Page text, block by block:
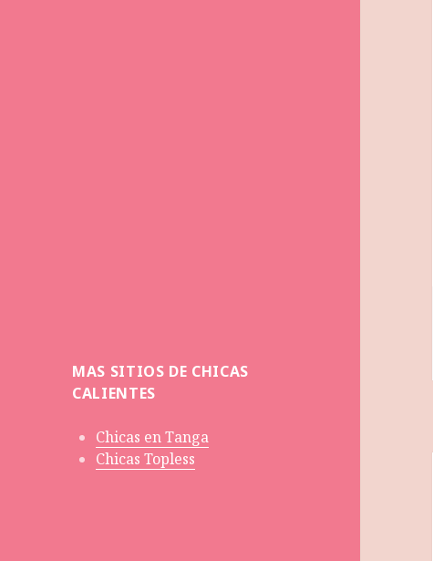
MAS SITIOS DE CHICAS
CALIENTES
Chicas en Tanga
Chicas Topless